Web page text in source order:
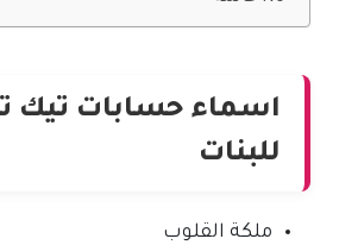
اسماء حسابات تيك
للبنات
ملكة القلوب